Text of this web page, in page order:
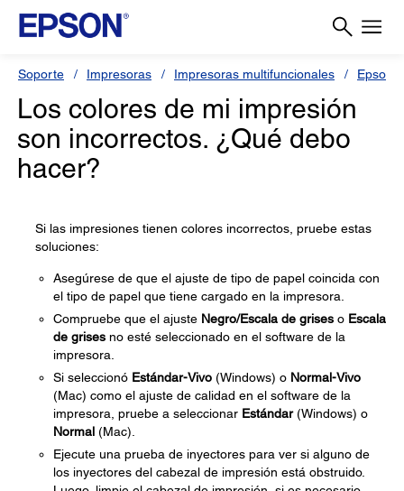
Soporte Impresoras Impresoras multifuncionales Epson L
Los colores de mi impresión
son incorrectos. ¿Qué debo
hacer?
Si las impresiones tienen colores incorrectos, pruebe estas
soluciones:
Asegúrese de que el ajuste de tipo de papel coincida con
el tipo de papel que tiene cargado en la impresora.
Compruebe que el ajuste Negro/Escala de grises o Escala
de grises no esté seleccionado en el software de la
impresora.
Si seleccionó Estándar-Vivo (Windows) o Normal-Vivo
(Mac) como el ajuste de calidad en el software de la
impresora, pruebe a seleccionar Estándar(Windows) o
Normal (Mac).
Ejecute una prueba de inyectores para ver si alguno de
los inyectores del cabezal de impresión está obstruido.